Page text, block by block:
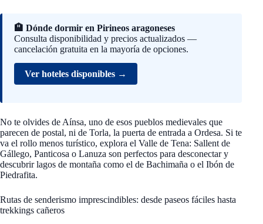
🏨 Dónde dormir en Pirineos aragoneses
Consulta disponibilidad y precios actualizados —
cancelación gratuita en la mayoría de opciones.
Ver hoteles disponibles →
No te olvides de Aínsa, uno de esos pueblos medievales que
parecen de postal, ni de Torla, la puerta de entrada a Ordesa. Si te
va el rollo menos turístico, explora el Valle de Tena: Sallent de
Gállego, Panticosa o Lanuza son perfectos para desconectar y
descubrir lagos de montaña como el de Bachimaña o el Ibón de
Piedrafita.
Rutas de senderismo imprescindibles: desde paseos fáciles hasta
trekkings cañeros